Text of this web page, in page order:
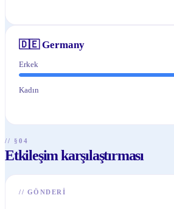
🇩🇪 Germany
Erkek
Kadın
// §04
Etkileşim karşılaştırması
// GÖNDERI